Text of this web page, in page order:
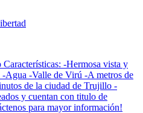
-Hermosa vista y
Agua -Valle de Virú -A metros de
de la ciudad de Trujillo -
y cuentan con titulo de
para mayor información!